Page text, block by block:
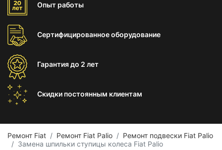
Опыт работы
Сертифицированноеоборудование
Гарантиядо 2 лет
Скидки постоянным клиентам
Ремонт Fiat Ремонт Fiat Palio
Ремонт подвески Fiat Palio
Замена шпильки ступицы колеса Fiat Palio